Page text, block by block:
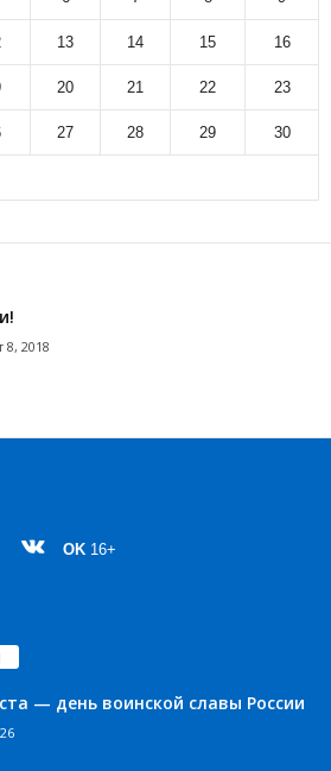
13 14 15 16
20 21 22 23
27 28 29 30
8, 2018
OK 16+
— день воинской славы России